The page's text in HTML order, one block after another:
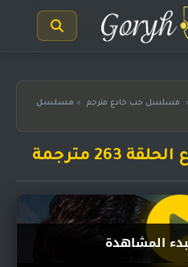
مسلسل حب خادع مترجم » مسلسل
مترجمة
المشاهدة